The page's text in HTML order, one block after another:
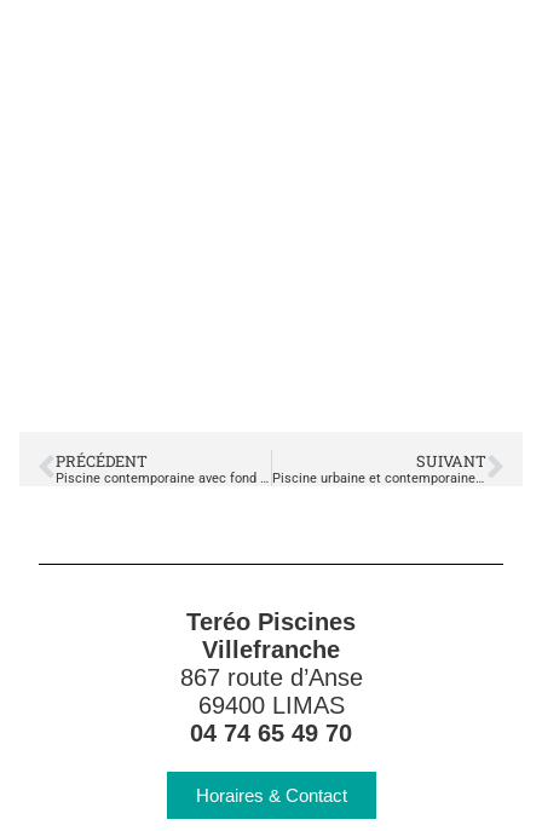
PRÉCÉDENT SUIVANT
Piscine urbaine et contemporaine carrée
Teréo Piscines
Villefranche
867 route d’Anse
69400 LIMAS
04 74 65 49 70
Horaires & Contact